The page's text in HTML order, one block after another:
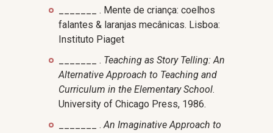
_______ . Mente de criança: coelhos
falantes & laranjas mecânicas. Lisboa:
Instituto Piaget
_______ . Teaching as Story Telling: An
Alternative Approach to Teaching and
Curriculum in the Elementary School.
University of Chicago Press, 1986.
_______ .An Imaginative Approach to